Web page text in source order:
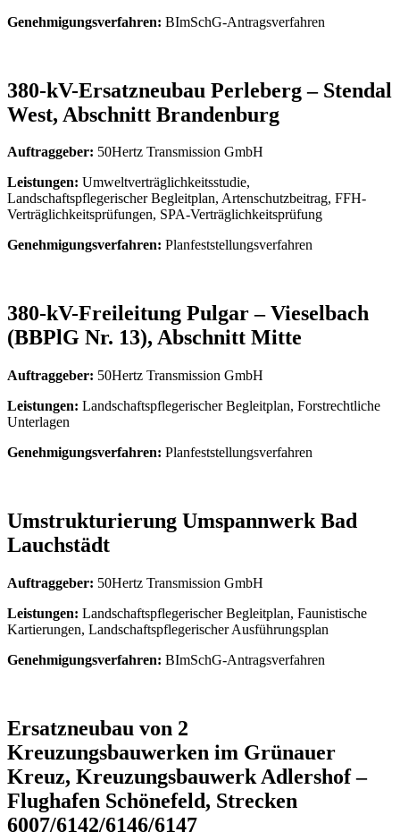
Genehmigungsverfahren: BImSchG-Antragsverfahren
380-kV-Ersatzneubau Perleberg – Stendal
West, Abschnitt Brandenburg
Auftraggeber: 50Hertz Transmission GmbH
Leistungen: Umweltverträglichkeitsstudie,
Landschaftspflegerischer Begleitplan, Artenschutzbeitrag, FFH-
Verträglichkeitsprüfungen, SPA-Verträglichkeitsprüfung
Genehmigungsverfahren: Planfeststellungsverfahren
380-kV-Freileitung Pulgar – Vieselbach
(BBPlG Nr. 13), Abschnitt Mitte
Auftraggeber: 50Hertz Transmission GmbH
Leistungen: Landschaftspflegerischer Begleitplan, Forstrechtliche
Unterlagen
Genehmigungsverfahren: Planfeststellungsverfahren
Umstrukturierung Umspannwerk Bad
Lauchstädt
Auftraggeber: 50Hertz Transmission GmbH
Leistungen: Landschaftspflegerischer Begleitplan, Faunistische
Kartierungen, Landschaftspflegerischer Ausführungsplan
Genehmigungsverfahren: BImSchG-Antragsverfahren
Ersatzneubau von 2
Kreuzungsbauwerken im Grünauer
Kreuz, Kreuzungsbauwerk Adlershof –
Flughafen Schönefeld, Strecken
6007/6142/6146/6147